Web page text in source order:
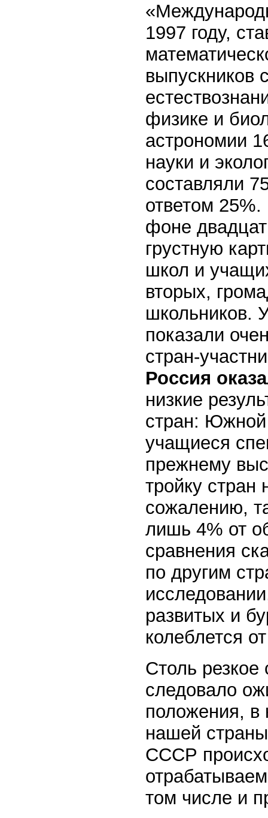
1997 году,
выпускников
физике и
астрономии
науки и
составляли
ответом
фоне
грустную
школ и
вторых,
школьников.
показали
стран-
Россия
низкие
стран:
учащиеся
прежнему
тройку
сожалению,
лишь 4% от
сравнения
по другим
развитых и
колеблется
Столь резкое
следовало
положения, в
нашей
СССР
том числе и